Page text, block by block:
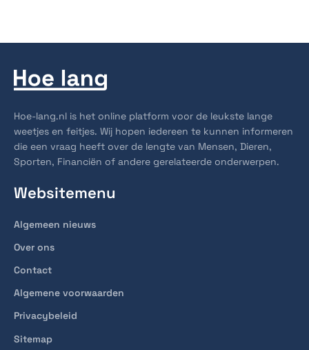
Hoe-lang.nl is het online platform voor de leukste lange
weetjes en feitjes. Wij hopen iedereen te kunnen informeren
die een vraag heeft over de lengte van Mensen, Dieren,
Sporten, Financiën of andere gerelateerde onderwerpen.
Websitemenu
Algemeen nieuws
Over ons
Contact
Algemene voorwaarden
Privacybeleid
Sitemap